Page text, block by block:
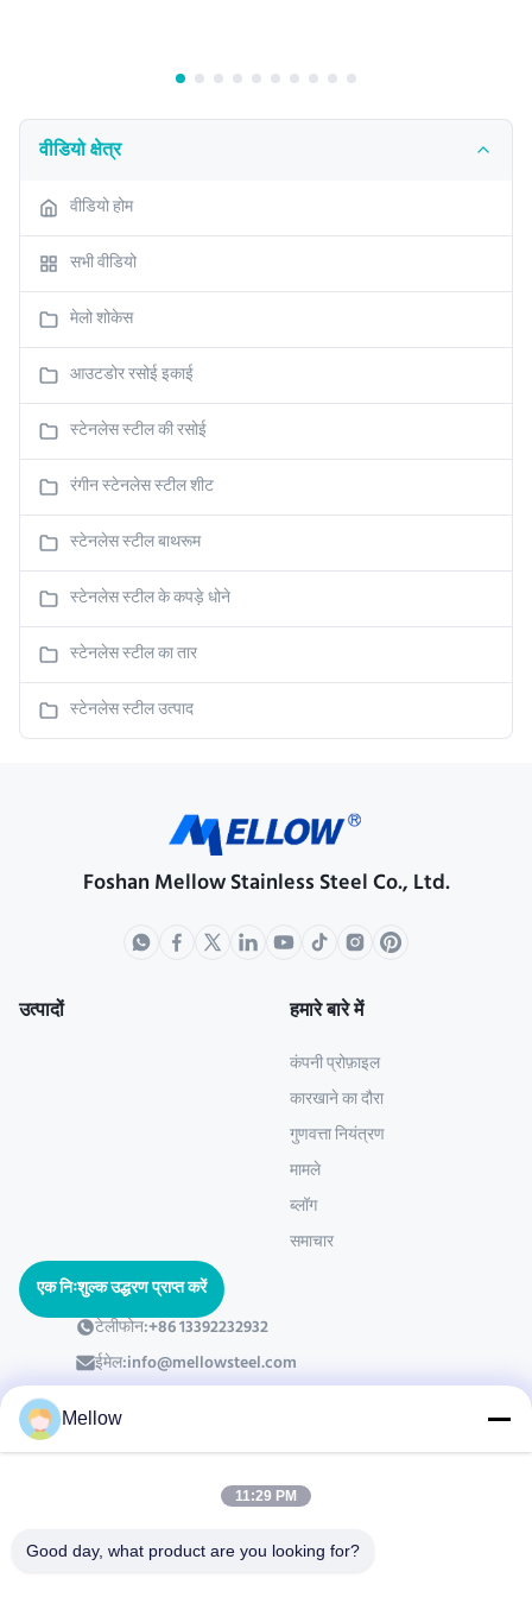
वीडियो क्षेत्र
वीडियो होम
सभी वीडियो
मेलो शोकेस
आउटडोर रसोई इकाई
स्टेनलेस स्टील की रसोई
रंगीन स्टेनलेस स्टील शीट
स्टेनलेस स्टील बाथरूम
स्टेनलेस स्टील के कपड़े धोने
स्टेनलेस स्टील का तार
स्टेनलेस स्टील उत्पाद
Foshan Mellow Stainless Steel Co., Ltd.
उत्पादों हमारे बारे में
कंपनी प्रोफ़ाइल
कारखाने का दौरा
गुणवत्ता नियंत्रण
मामले
ब्लॉग
समाचार
एक निःशुल्क उद्धरण प्राप्त करें
टेलीफोन:+86 13392232932
ईमेल:info@mellowsteel.com
Guangdong Province, China, 528041
कॉपीराइट © 2025-2026 Foshan Mellow Stainless Steel Co., Ltd..
Mellow
11:29 PM
Good day, what product are you looking for?